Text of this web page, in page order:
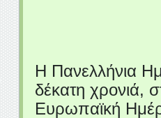
H Πανελλήνια
δέκατη χρονιά,
Ευρωπαϊκή